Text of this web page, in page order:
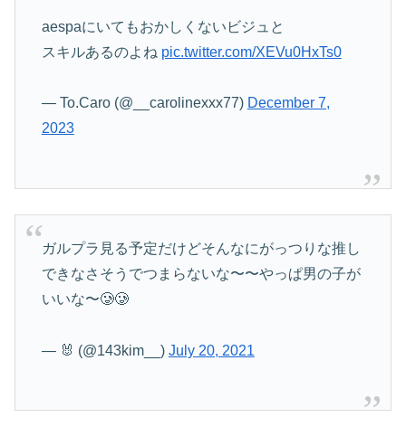
aespaにいてもおかしくないビジュと
スキルあるのよね pic.twitter.com/XEVu0HxTs0
— To.Caro (@__carolinexxx77) December 7,
2023
ガルプラ見る予定だけどそんなにがっつりな推し
できなさそうでつまらないな〜〜やっぱ男の子が
いいな〜🥲🥲
— 🐰 (@143kim__) July 20, 2021